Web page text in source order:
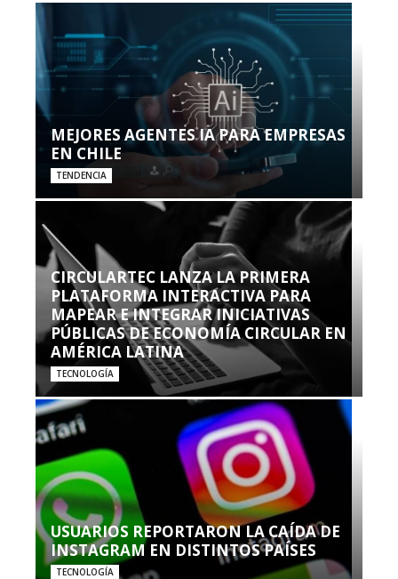
MEJORES AGENTES IA PARA EMPRESAS
EN CHILE
TENDENCIA
CIRCULARTEC LANZA LA PRIMERA
PLATAFORMA INTERACTIVA PARA
MAPEAR E INTEGRAR INICIATIVAS
PÚBLICAS DE ECONOMÍA CIRCULAR EN
AMÉRICA LATINA
TECNOLOGÍA
USUARIOS REPORTARON LA CAÍDA DE
INSTAGRAM EN DISTINTOS PAÍSES
TECNOLOGÍA